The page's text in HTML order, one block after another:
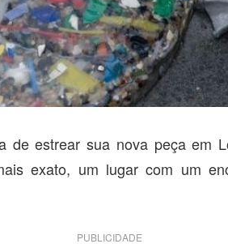
de estrear sua nova peça em
exato, um lugar com um
PUBLICIDADE